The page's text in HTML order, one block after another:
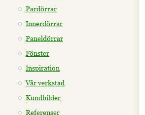
Pardörrar
Innerdörrar
Paneldörrar
Fönster
Inspiration
Vår verkstad
Kundbilder
Referenser